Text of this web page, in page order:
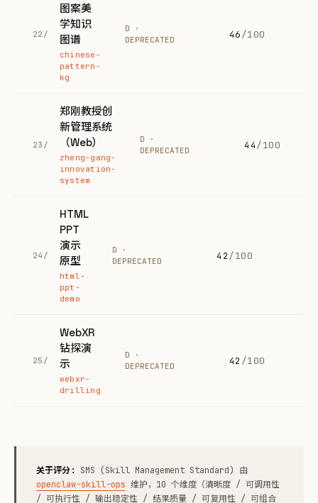
22/
图案美
学知识
图谱
chinese-
pattern-
kg
D ·
DEPRECATED
46/100
23/
郑刚教授创
新管理系统
（Web）
zheng-gang-
innovation-
system
D ·
DEPRECATED
44/100
24/
HTML
PPT
演示
原型
html-
ppt-
demo
D ·
DEPRECATED
42/100
25/
WebXR
钻探演
示
webxr-
drilling
D ·
DEPRECATED
42 /100
关于评分:
SMS (Skill Management Standard) 由
openclaw-skill-ops 维护，10 个维度（清晰度 / 可调用性
/ 可执行性 / 输出稳定性 / 结果质量 / 可复用性 / 可组合